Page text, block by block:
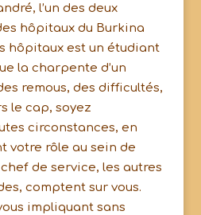
l’un des deux
hôpitaux du Burkina
hôpitaux est un étudiant
la charpente d’un
remous, des difficultés,
le cap, soyez
circonstances, en
votre rôle au sein de
de service, les autres
comptent sur vous.
impliquant sans